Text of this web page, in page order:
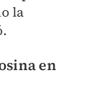
la
en